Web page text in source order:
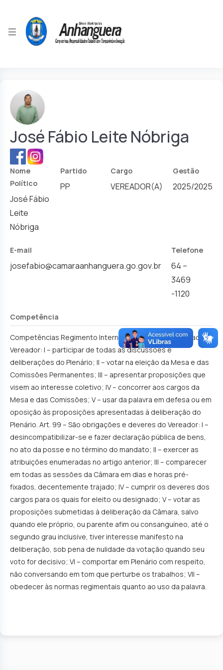
José Fábio Leite Nóbriga
Nome
Político
José Fábio
Leite
Nóbriga
Partido
PP
Cargo
VEREADOR(A)
Gestão
2025/2025
E-mail
josefabio@camaraanhanguera.go.gov.br
Telefone
64 –
3469
-1120
Competência
Competências Regimento Interno – Art. 98 – Compete ao
Vereador: I – participar de todas as discussões e
deliberações do Plenário; II – votar na eleição da Mesa e das
Comissões Permanentes; III – apresentar proposições que
visem ao interesse coletivo; IV – concorrer aos cargos da
Mesa e das Comissões; V – usar da palavra em defesa ou em
oposição às proposições apresentadas à deliberação do
Plenário. Art. 99 – São obrigações e deveres do Vereador: I –
desincompatibilizar-se e fazer declaração pública de bens,
no ato da posse e no término do mandato; II – exercer as
atribuições enumeradas no artigo anterior; III – comparecer
em todas as sessões da Câmara em dias e horas pré-
fixados, decentemente trajado; IV – cumprir os deveres dos
cargos para os quais for eleito ou designado; V – votar as
proposições submetidas à deliberação da Câmara, salvo
quando ele próprio, ou parente afim ou consanguíneo, até o
segundo grau inclusive, tiver interesse manifesto na
deliberação, sob pena de nulidade da votação quando seu
voto for decisivo; VI – comportar em Plenário com respeito,
não conversando em tom que perturbe os trabalhos; VII –
obedecer às normas regimentais quanto ao uso da palavra.